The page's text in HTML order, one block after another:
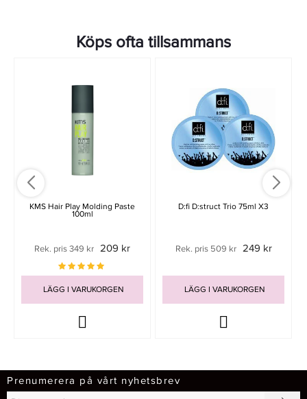
Köps ofta tillsammans
KMS Hair Play Molding Paste
100ml
Rek. pris 349 kr 209 kr
LÄGG I VARUKORGEN
D:fi D:struct Trio 75ml X3
Rek. pris 509 kr 249 kr
LÄGG I VARUKORGEN
Prenumerera på vårt nyhetsbrev